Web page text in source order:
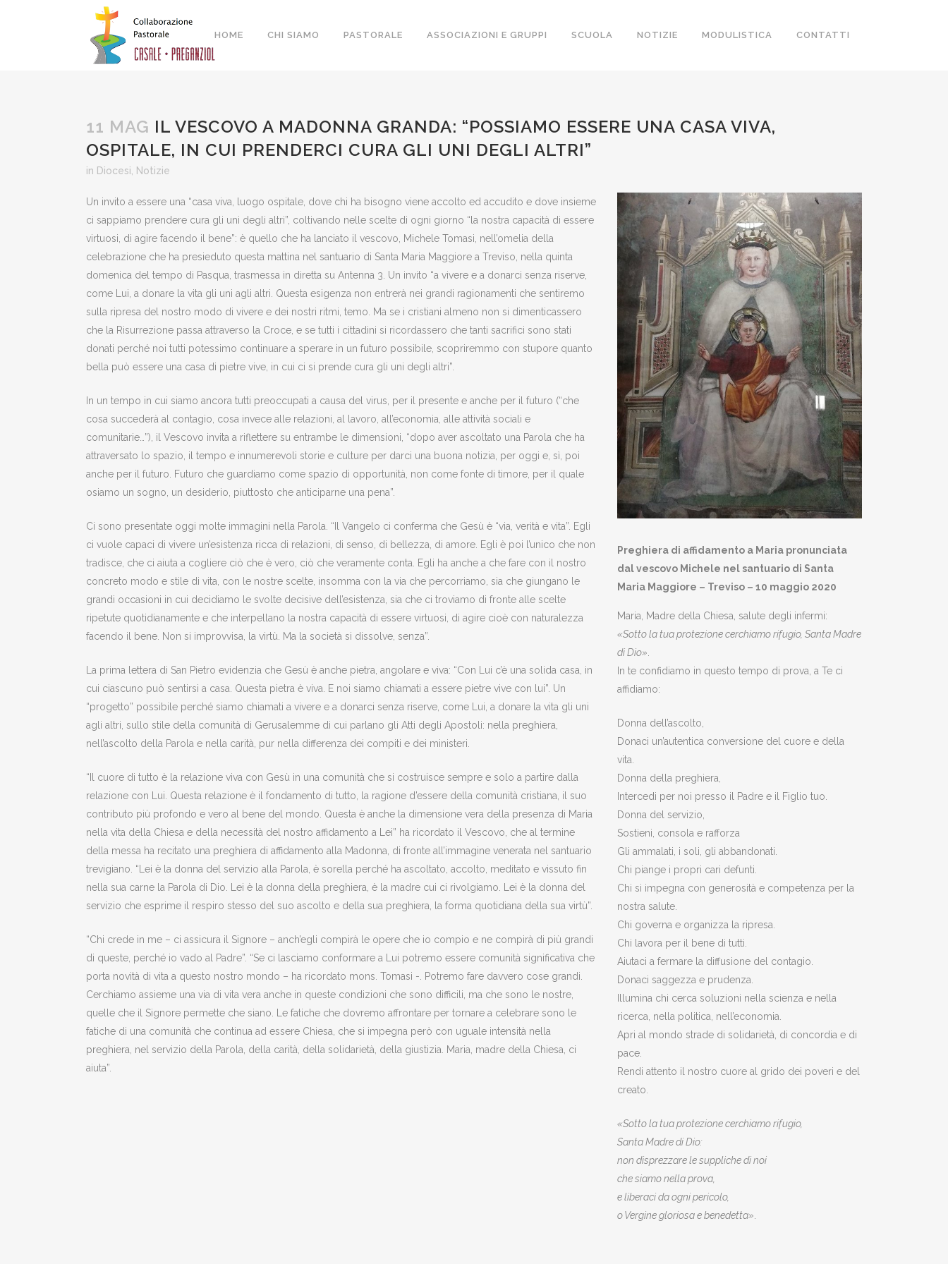
HOME CHI SIAMO PASTORALE ASSOCIAZIONI E GRUPPI SCUOLA NOTIZIE MODULISTICA CONTATTI
11 MAG IL VESCOVO A MADONNA GRANDA: “POSSIAMO ESSERE UNA CASA VIVA,
OSPITALE, IN CUI PRENDERCI CURA GLI UNI DEGLI ALTRI”
in Diocesi Notizie
Un invito a essere una “casa viva, luogo ospitale, dove chi ha bisogno viene accolto ed accudito e dove insieme
ci sappiamo prendere cura gli uni degli altri”, coltivando nelle scelte di ogni giorno “la nostra capacità di essere
virtuosi, di agire facendo il bene”: è quello che ha lanciato il vescovo, Michele Tomasi, nell’omelia della
celebrazione che ha presieduto questa mattina nel santuario di Santa Maria Maggiore a Treviso, nella quinta
domenica del tempo di Pasqua, trasmessa in diretta su Antenna 3. Un invito “a vivere e a donarci senza riserve,
come Lui, a donare la vita gli uni agli altri. Questa esigenza non entrerà nei grandi ragionamenti che sentiremo
sulla ripresa del nostro modo di vivere e dei nostri ritmi, temo. Ma se i cristiani almeno non si dimenticassero
che la Risurrezione passa attraverso la Croce, e se tutti i cittadini si ricordassero che tanti sacrifici sono stati
donati perché noi tutti potessimo continuare a sperare in un futuro possibile, scopriremmo con stupore quanto
bella può essere una casa di pietre vive, in cui ci si prende cura gli uni degli altri”.
In un tempo in cui siamo ancora tutti preoccupati a causa del virus, per il presente e anche per il futuro (“che
cosa succederà al contagio, cosa invece alle relazioni, al lavoro, all’economia, alle attività sociali e
comunitarie…”), il Vescovo invita a riflettere su entrambe le dimensioni, “dopo aver ascoltato una Parola che ha
attraversato lo spazio, il tempo e innumerevoli storie e culture per darci una buona notizia, per oggi e, sì, poi
anche per il futuro. Futuro che guardiamo come spazio di opportunità, non come fonte di timore, per il quale
osiamo un sogno, un desiderio, piuttosto che anticiparne una pena”.
Ci sono presentate oggi molte immagini nella Parola. “Il Vangelo ci conferma che Gesù è “via, verità e vita”. Egli
ci vuole capaci di vivere un’esistenza ricca di relazioni, di senso, di bellezza, di amore. Egli è poi l’unico che non
tradisce, che ci aiuta a cogliere ciò che è vero, ciò che veramente conta. Egli ha anche a che fare con il nostro
concreto modo e stile di vita, con le nostre scelte, insomma con la via che percorriamo, sia che giungano le
grandi occasioni in cui decidiamo le svolte decisive dell’esistenza, sia che ci troviamo di fronte alle scelte
ripetute quotidianamente e che interpellano la nostra capacità di essere virtuosi, di agire cioè con naturalezza
facendo il bene. Non si improvvisa, la virtù. Ma la società si dissolve, senza”.
La prima lettera di San Pietro evidenzia che Gesù è anche pietra, angolare e viva: “Con Lui c’è una solida casa, in
cui ciascuno può sentirsi a casa. Questa pietra è viva. E noi siamo chiamati a essere pietre vive con lui”. Un
“progetto” possibile perché siamo chiamati a vivere e a donarci senza riserve, come Lui, a donare la vita gli uni
agli altri, sullo stile della comunità di Gerusalemme di cui parlano gli Atti degli Apostoli: nella preghiera,
nell’ascolto della Parola e nella carità, pur nella differenza dei compiti e dei ministeri.
“Il cuore di tutto è la relazione viva con Gesù in una comunità che si costruisce sempre e solo a partire dalla
relazione con Lui. Questa relazione è il fondamento di tutto, la ragione d’essere della comunità cristiana, il suo
contributo più profondo e vero al bene del mondo. Questa è anche la dimensione vera della presenza di Maria
nella vita della Chiesa e della necessità del nostro affidamento a Lei” ha ricordato il Vescovo, che al termine
della messa ha recitato una preghiera di affidamento alla Madonna, di fronte all’immagine venerata nel santuario
trevigiano. “Lei è la donna del servizio alla Parola, è sorella perché ha ascoltato, accolto, meditato e vissuto fin
nella sua carne la Parola di Dio. Lei è la donna della preghiera, è la madre cui ci rivolgiamo. Lei è la donna del
servizio che esprime il respiro stesso del suo ascolto e della sua preghiera, la forma quotidiana della sua virtù”.
“Chi crede in me – ci assicura il Signore – anch’egli compirà le opere che io compio e ne compirà di più grandi
di queste, perché io vado al Padre”. “Se ci lasciamo conformare a Lui potremo essere comunità significativa che
porta novità di vita a questo nostro mondo – ha ricordato mons. Tomasi -. Potremo fare davvero cose grandi.
Cerchiamo assieme una via di vita vera anche in queste condizioni che sono difficili, ma che sono le nostre,
quelle che il Signore permette che siano. Le fatiche che dovremo affrontare per tornare a celebrare sono le
fatiche di una comunità che continua ad essere Chiesa, che si impegna però con uguale intensità nella
preghiera, nel servizio della Parola, della carità, della solidarietà, della giustizia. Maria, madre della Chiesa, ci
aiuta”.
Preghiera di affidamento a Maria pronunciata
dal vescovo Michele nel santuario diSanta
Maria Maggiore – Treviso –10 maggio 2020
Maria, Madre della Chiesa, salute degli infermi:
«Sotto la tua protezione cerchiamo rifugio, Santa Madre
di Dio»
In te confidiamo in questo tempo di prova, a Te ci
affidiamo:
Donna dell’ascolto,
Donaci un’autentica conversione del cuore e della
vita.
Donna della preghiera,
Intercedi per noi presso il Padre e il Figlio tuo.
Donna del servizio,
Sostieni, consola e rafforza
Gli ammalati, i soli, gli abbandonati.
Chi piange i propri cari defunti.
Chi si impegna con generosità e competenza per la
nostra salute.
Chi governa e organizza la ripresa.
Chi lavora per il bene di tutti.
Aiutaci a fermare la diffusione del contagio.
Donaci saggezza e prudenza.
Illumina chi cerca soluzioni nella scienza e nella
ricerca, nella politica, nell’economia.
Apri al mondo strade di solidarietà, di concordia e di
pace.
Rendi attento il nostro cuore al grido dei poveri e del
creato.
«Sotto la tua protezione cerchiamo rifugio,
Santa Madre di Dio:
non disprezzare le suppliche di noi
che siamo nella prova,
e liberaci da ogni pericolo,
o Vergine gloriosa e benedetta»